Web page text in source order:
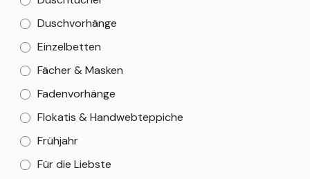
Duschvorhänge
Einzelbetten
Fächer & Masken
Fadenvorhänge
Flokatis & Handwebteppiche
Frühjahr
Für die Liebste